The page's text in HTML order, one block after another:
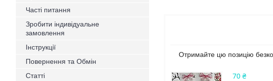
Отримайте цю позицію
70 ₴
Часті питання
Зробити індивідуальне
замовлення
Інструкції
Повернення та Обмін
Статті